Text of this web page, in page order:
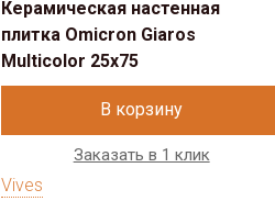
Керамическая настенная
плитка Omicron Giaros
Multicolor 25x75
В корзину
Заказать в 1 клик
Vives